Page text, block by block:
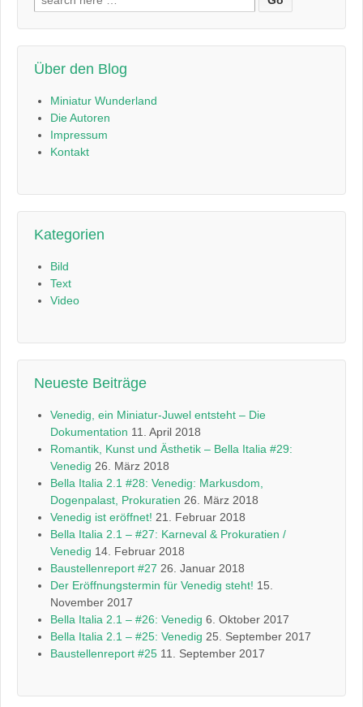
nach:
Über den Blog
Miniatur Wunderland
Die Autoren
Impressum
Kontakt
Kategorien
Bild
Text
Video
Neueste Beiträge
Venedig, ein Miniatur-Juwel entsteht – Die
Dokumentation 11. April 2018
Romantik, Kunst und Ästhetik – Bella Italia #29:
Venedig 26. März 2018
Bella Italia 2.1 #28: Venedig: Markusdom,
Dogenpalast, Prokuratien 26. März 2018
Venedig ist eröffnet! 21. Februar 2018
Bella Italia 2.1 – #27: Karneval & Prokuratien /
Venedig 14. Februar 2018
Baustellenreport #27 26. Januar 2018
Der Eröffnungstermin für Venedig steht! 15.
November 2017
Bella Italia 2.1 – #26: Venedig 6. Oktober 2017
Bella Italia 2.1 – #25: Venedig 25. September 2017
Baustellenreport #25 11. September 2017